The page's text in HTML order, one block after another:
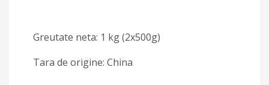
Greutate neta: 1 kg (2x500g)
Tara de origine: China